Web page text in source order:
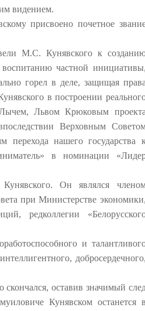
видением.
присвоено почетное
М.С. Кунявского к
частной инициативы,
горел в деле, защищая права
в построении
Лычем, Львом Крюковым проекта
Верховным
нашего государства к
в номинации
Он являлся
при Министерстве экономики,
редколлегии
и
добросердечного,
оставив значимый
Кунявском останется в